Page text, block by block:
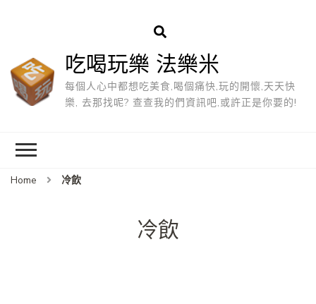
吃喝玩樂 法樂米
每個人心中都想吃美食,喝個痛快,玩的開懷,天天快
樂, 去那找呢? 查查我的們資訊吧,或許正是你要的!
Home 冷飲
冷飲